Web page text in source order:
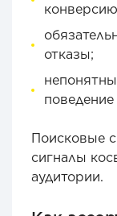
отказы;
поведение
Поисковые
сигналы
аудитории.